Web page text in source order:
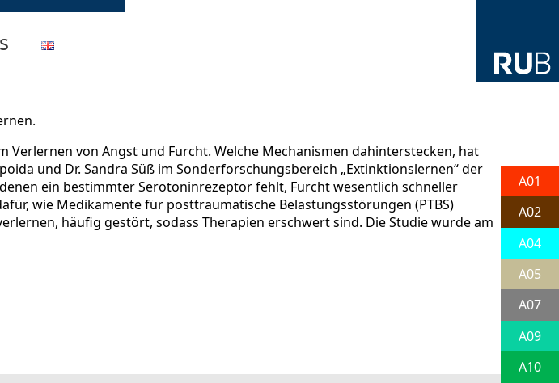
A01
A02
A04
A05
A07
A09
A10
von Angst und Furcht. Welche Mechanismen dahinterstecken, hat
und Dr. Sandra Süß im Sonderforschungsbereich „Extinktionslernen“ der
ein bestimmter Serotoninrezeptor fehlt, Furcht wesentlich schneller
wie Medikamente für posttraumatische Belastungsstörungen (PTBS)
häufig gestört, sodass Therapien erschwert sind. Die Studie wurde am